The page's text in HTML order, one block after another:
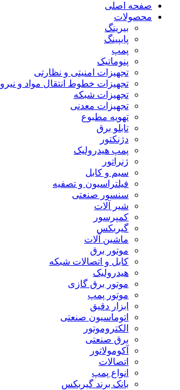
صفحه اصلی
محصولات
بیرینگ
پایپینگ
پمپ
پنوماتیک
تجهیزات امنیتی و نظارتی
تجهیزات خطوط انتقال مواد و نیرو
تجهیزات شبکه
تجهیزات معدنی
تهویه مطبوع
تابلو برق
دژنکتور
پمپ هیدرولیک
ژنراتور
سیم و کابل
فیلتراسیون و تصفیه
سنسور صنعتی
شیر آلات
کمپرسور
گیربکس
ماشین آلات
موتور برق
کابل و اتصالات شبکه
هیدرولیک
موتور برق گازی
موتور پمپ
ابزار دقیق
اتوماسیون صنعتی
الکتروموتور
برق صنعتی
آکومولاتور
اتصالات
انواع پمپ
بانک برند گیربکس